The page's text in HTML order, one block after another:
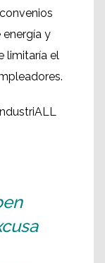
y
limitaría el